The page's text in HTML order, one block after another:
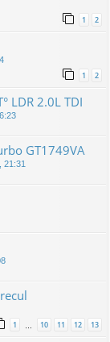
1 2
1 2
LDR 2.0L TDI
GT1749VA
21:31
1 … 10 11 12 13